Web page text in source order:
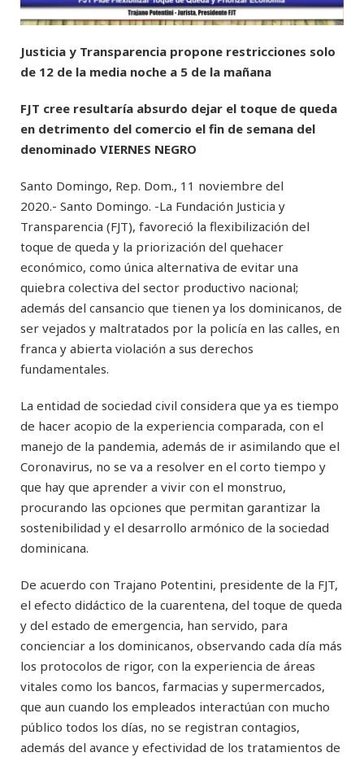
Justicia y Transparencia propone restricciones solo
de 12 de la media noche a 5 de la mañana
FJT cree resultaría absurdo dejar el toque de queda
en detrimento del comercio el fin de semana del
denominado VIERNES NEGRO
Santo Domingo, Rep. Dom., 11 noviembre del
2020.- Santo Domingo. -La Fundación Justicia y
Transparencia (FJT), favoreció la flexibilización del
toque de queda y la priorización del quehacer
económico, como única alternativa de evitar una
quiebra colectiva del sector productivo nacional;
además del cansancio que tienen ya los dominicanos, de
ser vejados y maltratados por la policía en las calles, en
franca y abierta violación a sus derechos
fundamentales.
La entidad de sociedad civil considera que ya es tiempo
de hacer acopio de la experiencia comparada, con el
manejo de la pandemia, además de ir asimilando que el
Coronavirus, no se va a resolver en el corto tiempo y
que hay que aprender a vivir con el monstruo,
procurando las opciones que permitan garantizar la
sostenibilidad y el desarrollo armónico de la sociedad
dominicana.
De acuerdo con Trajano Potentini, presidente de la FJT,
el efecto didáctico de la cuarentena, del toque de queda
y del estado de emergencia, han servido, para
concienciar a los dominicanos, observando cada día más
los protocolos de rigor, con la experiencia de áreas
vitales como los bancos, farmacias y supermercados,
que aun cuando los empleados interactúan con mucho
público todos los días, no se registran contagios,
además del avance y efectividad de los tratamientos de